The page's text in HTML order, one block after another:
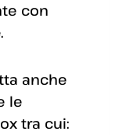
con
anche
le
tra cui: